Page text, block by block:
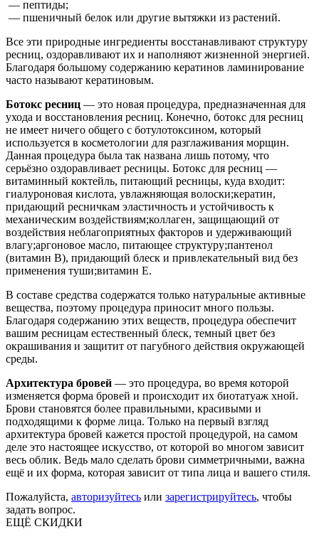
— пептиды;
— пшеничный белок или другие вытяжки из растений.
Все эти природные ингредиенты восстанавливают структуру
ресниц, оздоравливают их и наполняют жизненной энергией.
Благодаря большому содержанию кератинов ламинирование
часто называют кератиновым.
Ботокс ресниц — это новая процедура, предназначенная для
ухода и восстановления ресниц. Конечно, ботокс для ресниц
не имеет ничего общего с ботулотоксином, который
используется в косметологии для разглаживания морщин.
Данная процедура была так названа лишь потому, что
серьёзно оздоравливает ресницы. Ботокс для ресниц —
витаминный коктейль, питающий ресницы, куда входит:
гиалуроновая кислота, увлажняющая волоски;кератин,
придающий ресничкам эластичность и устойчивость к
механическим воздействиям;коллаген, защищающий от
воздействия неблагоприятных факторов и удерживающий
влагу;аргоновое масло, питающее структуру;пантенол
(витамин B), придающий блеск и привлекательный вид без
применения туши;витамин Е.
В составе средства содержатся только натуральные активные
вещества, поэтому процедура приносит много пользы.
Благодаря содержанию этих веществ, процедура обеспечит
вашим ресницам естественный блеск, темный цвет без
окрашивания и защитит от пагубного действия окружающей
среды.
Архитектура бровей — это процедура, во время которой
изменяется форма бровей и происходит их биотатуаж хной.
Брови становятся более правильными, красивыми и
подходящими к форме лица. Только на первый взгляд
архитектура бровей кажется простой процедурой, на самом
деле это настоящее искусство, от которой во многом зависит
весь облик. Ведь мало сделать брови симметричными, важна
ещё и их форма, которая зависит от типа лица и вашего стиля.
Пожалуйста, авторизуйтесь или зарегистрируйтесь, чтобы
задать вопрос.
ЕЩЁ СКИДКИ